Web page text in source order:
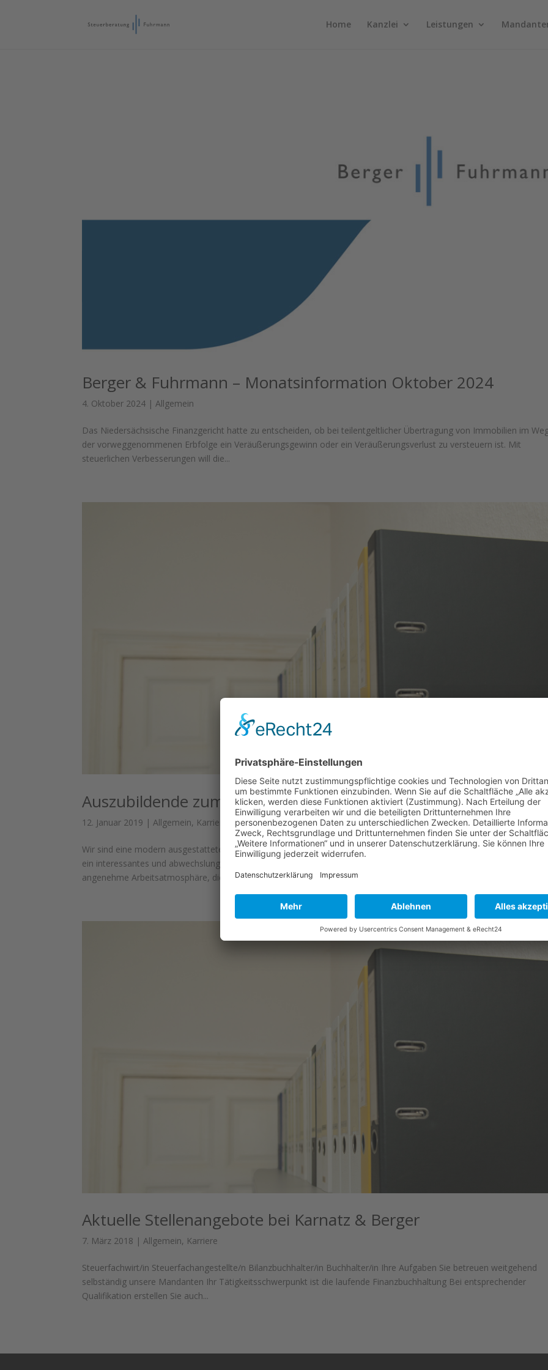
Home Kanzlei Leistungen
Berger & Fuhrmann – Monatsinformation Oktober 2024
4. Oktober 2024 |Allgemein
Das Niedersächsische Finanzgericht hatte zu entscheiden, ob bei teilentgeltlicher Übertragung von Immobilien im
der vorweggenommenen Erbfolge ein Veräußerungsgewinn oder ein Veräußerungsverlust zu versteuern ist. Mit
steuerlichen Verbesserungen will die...
Auszubildende zum Steuerfachangestellten (m/w)
12. Januar 2019 | Allgemein, Karriere
Wir sind eine modern ausgestattete Kanzlei im Mönchengladbach und suchen ein weiteres Teammitglied. Es erwartet
ein interessantes und abwechslungsreiches Tätigkeitsfeld mit spannenden Beratungsfeldern. Bei uns finden sie eine
angenehme Arbeitsatmosphäre, die...
Aktuelle Stellenangebote bei Karnatz & Berger
7. März 2018 |Allgemein, Karriere
Steuerfachwirt/in Steuerfachangestellte/n Bilanzbuchhalter/in Buchhalter/in Ihre Aufgaben Sie betreuen weitgehend
selbständig unsere Mandanten Ihr Tätigkeitsschwerpunkt ist die laufende Finanzbuchhaltung Bei entsprechender
Qualifikation erstellen Sie auch...